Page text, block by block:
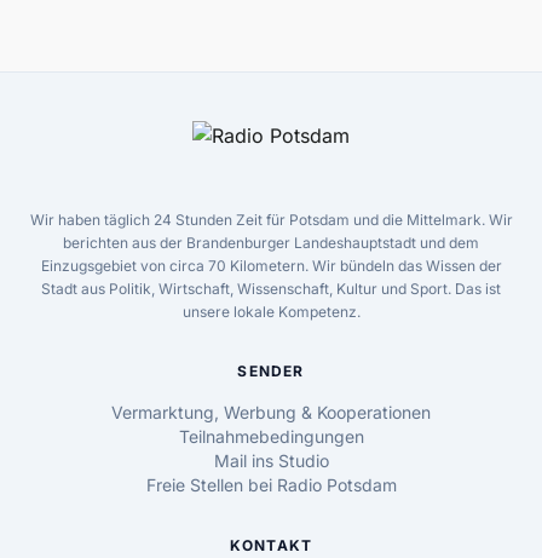
Wir haben täglich 24 Stunden Zeit für Potsdam und die Mittelmark. Wir
berichten aus der Brandenburger Landeshauptstadt und dem
Einzugsgebiet von circa 70 Kilometern. Wir bündeln das Wissen der
Stadt aus Politik, Wirtschaft, Wissenschaft, Kultur und Sport. Das ist
unsere lokale Kompetenz.
SENDER
Vermarktung, Werbung & Kooperationen
Teilnahmebedingungen
Mail ins Studio
Freie Stellen bei Radio Potsdam
KONTAKT